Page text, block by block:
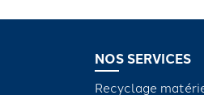
NOS SERVICES
Recyclage